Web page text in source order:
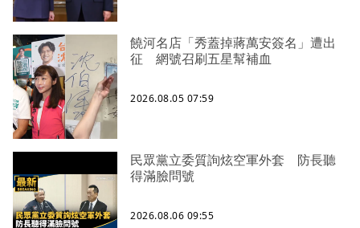
饒河名店「秀蓋掉蔣萬安簽名」遭出
征 網號召刷五星幫補血
2026.08.05 07:59
民眾黨立委質詢炫空軍外套 防長聽
得滿臉問號
2026.08.06 09:55